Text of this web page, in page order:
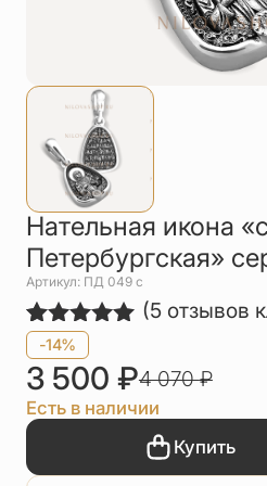
Чётки
Другое
Нательная икона
Петербургская»
Артикул: ПД 049 с
Рейтинг
5.00из 5
на основе
опроса
5
пользователей
(5 отзывов
-14%
3 500 ₽4 070₽
Есть в наличии
Купить